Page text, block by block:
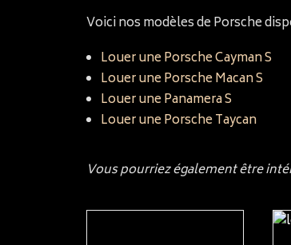
Voici nos modèles de Porsche
Louer une Porsche Cayman S
Louer une Porsche Macan S
Louer une Panamera S
Louer une Porsche Taycan
Vous pourriez également être